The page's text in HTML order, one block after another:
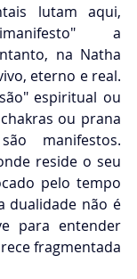
lutam aqui,
a
na Natha
eterno e real.
espiritual ou
ou prana
manifestos.
reside o seu
pelo tempo
dualidade não é
para entender
fragmentada